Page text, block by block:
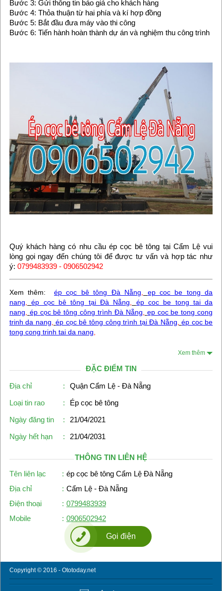
Bước 3: Gửi thông tin báo giá cho khách hàng
Bước 4: Thỏa thuận từ hai phía và kí hợp đồng
Bước 5: Bắt đầu đưa máy vào thi công
Bước 6: Tiến hành hoàn thành dự án và nghiệm thu công trình
Quý khách hàng có nhu cầu ép cọc bê tông tại Cẩm Lệ vui
lòng gọi ngay đến chúng tôi để được tư vấn và hợp tác như
ý: 0799483939 - 0906502942
Xem thêm:ép cọc bê tông Đà Nẵng, ep coc be tong da
nang,ép cọc bê tông tại Đà Nẵng, ép coc be tong tai da
nang, ép cọc bê tông công trình Đà Nẵng, ep coc be tong cong
trinh da nang,ép cọc bê tông công trình tại Đà Nẵng,ép coc be
tong cong trinh tai da nang,
Xem thêm
ĐẶC ĐIỂM TIN
Địa chỉ :
Quận Cẩm Lệ - Đà Nẵng
Loại tin rao
:
Ép cọc bê tông
Ngày đăng tin
:
21/04/2021
Ngày hết hạn
: 21/04/2031
THÔNG TIN LIÊN HỆ
Tên liên lạc
: ép cọc bê tông Cẩm Lệ Đà Nẵng
Địa chỉ
: Cẩm Lệ - Đà Nẵng
Điện thoại
: 0799483939
Mobile
: 0906502942
Gọi điện
Copyright © 2016 - Ototoday.net